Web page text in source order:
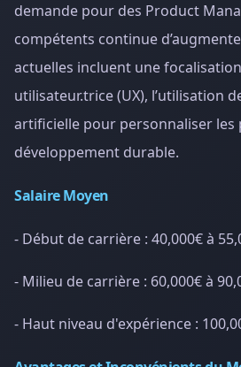
demande pour des Product
compétents continue
actuelles incluent une
utilisateur.trice (UX), l’utilisation
artificielle pour personnaliser les
développement durable.
Salaire Moyen
- Début de carrière : 40,000€ à
- Milieu de carrière : 60,000€ à
- Haut niveau d'expérience :